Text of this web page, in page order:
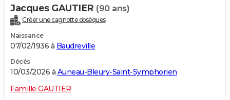
Jacques GAUTIER (90 ans)
Créer une cagnotte obsèques
Naissance
07/02/1936 à Baudreville
Décès
10/03/2026 à Auneau-Bleury-Saint-Symphorien
Famille GAUTIER